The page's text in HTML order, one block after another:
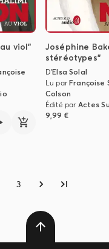
viol"
Joséphine
stéréotypes"
D'Elsa Solal
Lu parFrançoise
Colson
Édité par Actes
9,99 €
3